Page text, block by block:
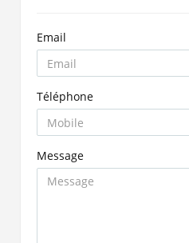
Email
Téléphone
Message